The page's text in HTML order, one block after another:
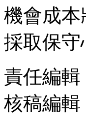
機會成
採取保守
責任編
核稿編輯